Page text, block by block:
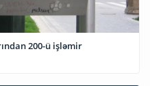
200-ü işləmir